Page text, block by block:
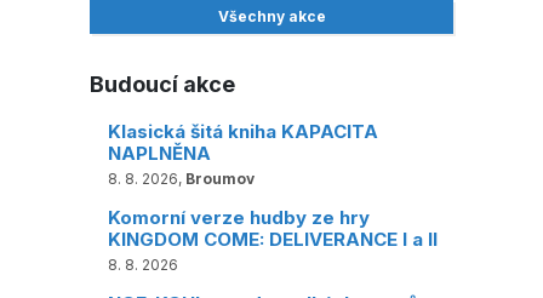
Všechny akce
Budoucí akce
Klasická šitá kniha KAPACITA
NAPLNĚNA
8. 8. 2026, Broumov
Komorní verze hudby ze hry
KINGDOM COME: DELIVERANCE I a II
8. 8. 2026